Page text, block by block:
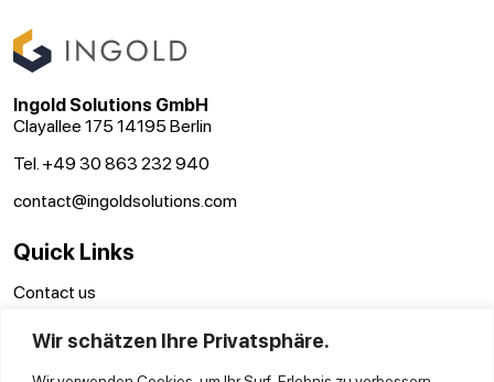
Wir schätzen Ihre Privatsphäre.
Ingold Solutions GmbH
Clayallee 175 14195 Berlin
Tel. +49 30 863 232 940
contact@ingoldsolutions.com
Quick Links
Contact us
Imprint